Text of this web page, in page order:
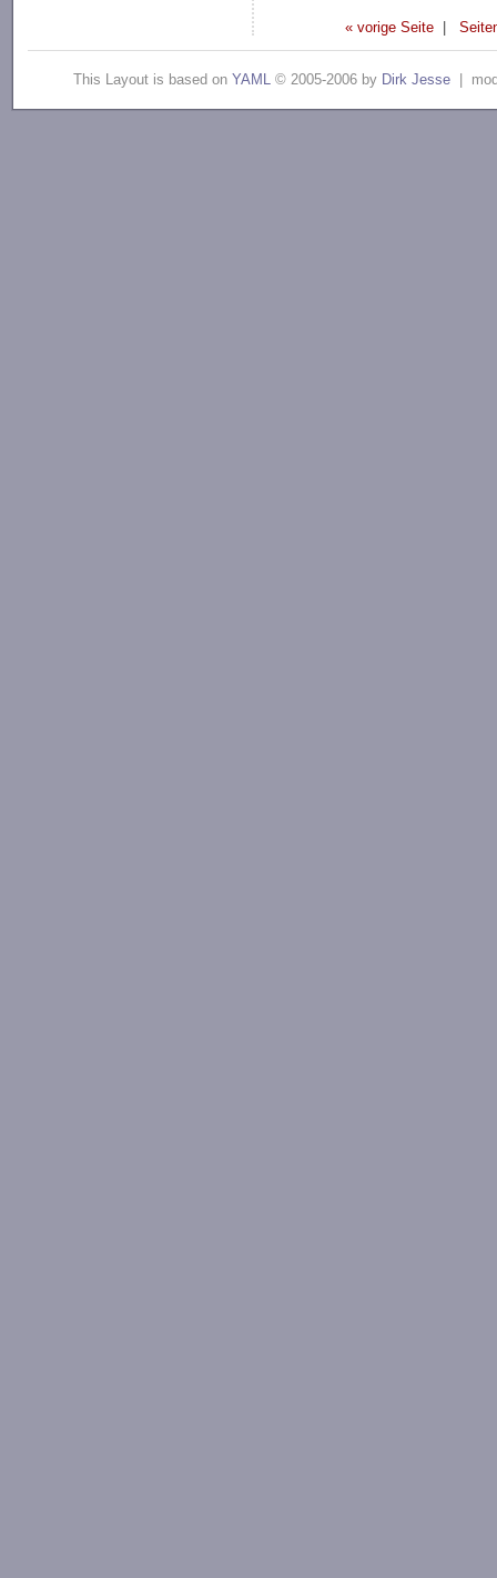
« vorige Seite |
This Layout is based on YAML © 2005-2006 by Dirk Jesse |